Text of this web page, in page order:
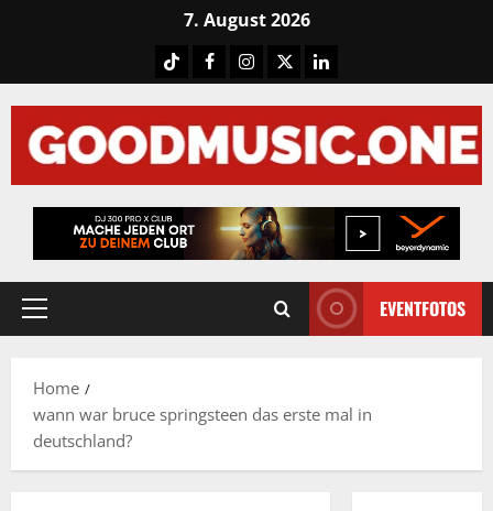
7. August 2026
TiktokFacebook
Instagram
X LinkedIN
Primary
EVENTFOTOS
Home
wann war bruce springsteen das erste mal in
deutschland?